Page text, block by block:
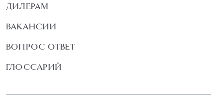
ДИЛЕРАМ
ВАКАНСИИ
ВОПРОС ОТВЕТ
ГЛОССАРИЙ